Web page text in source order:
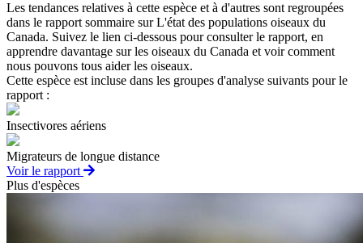
Les tendances relatives à cette espèce et à d'autres sont regroupées
dans le rapport sommaire sur L'état des populations oiseaux du
Canada. Suivez le lien ci-dessous pour consulter le rapport, en
apprendre davantage sur les oiseaux du Canada et voir comment
nous pouvons tous aider les oiseaux.
Cette espèce est incluse dans les groupes d'analyse suivants pour le
rapport :
Insectivores aériens
Migrateurs de longue distance
Voir le rapport
Plus d'espèces